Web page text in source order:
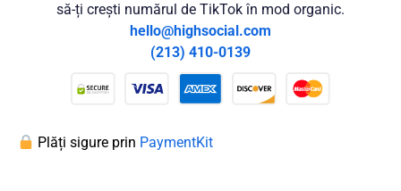
să-ți crești numărul de TikTok în mod organic.
hello@highsocial.com
(213) 410-0139
Plăți sigure prin PaymentKit